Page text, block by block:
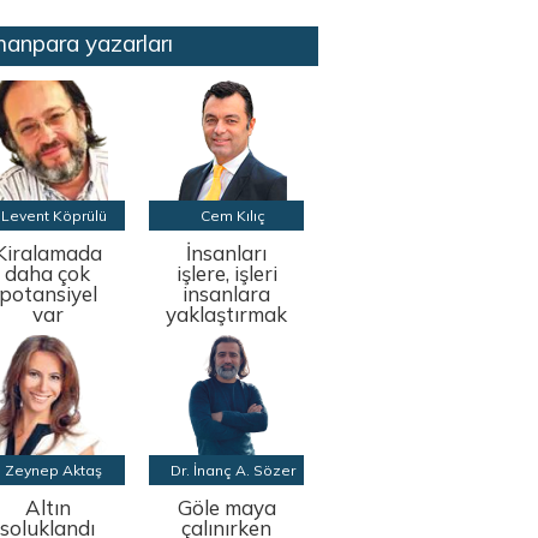
yazarları
Levent Köprülü
daha çok
var
Cem Kılıç
İnsanları
işlere, işleri
insanlara
yaklaştırmak
Zeynep Aktaş
Altın
soluklandı
Dr. İnanç A. Sözer
Göle maya
çalınırken